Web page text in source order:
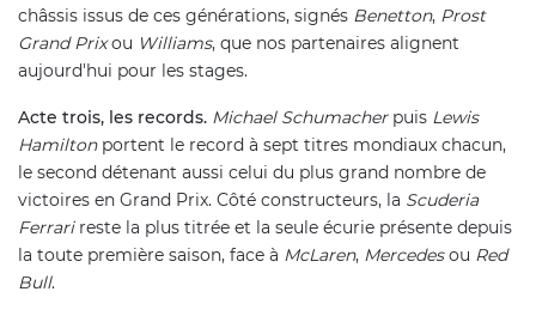
châssis issus de ces générations, signés Benetton, Prost
Grand Prixou Williams, que nos partenaires alignent
aujourd'hui pour les stages.
Acte trois, les records. Michael Schumacherpuis Lewis
Hamiltonportent le record à sept titres mondiaux chacun,
le second détenant aussi celui du plus grand nombre de
victoires en Grand Prix. Côté constructeurs, la Scuderia
Ferrarireste la plus titrée et la seule écurie présente depuis
la toute première saison, face à McLaren, Mercedesou Red
Bull.